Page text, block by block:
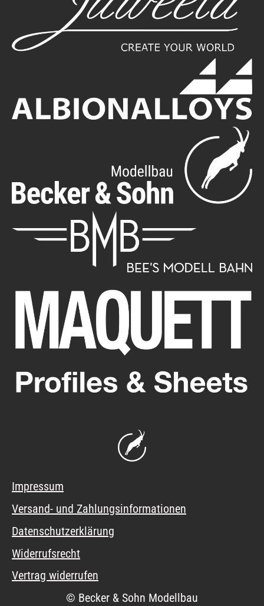
Impressum
Versand- und Zahlungsinformationen
Datenschutzerklärung
Widerrufsrecht
Vertrag widerrufen
© Becker & Sohn Modellbau